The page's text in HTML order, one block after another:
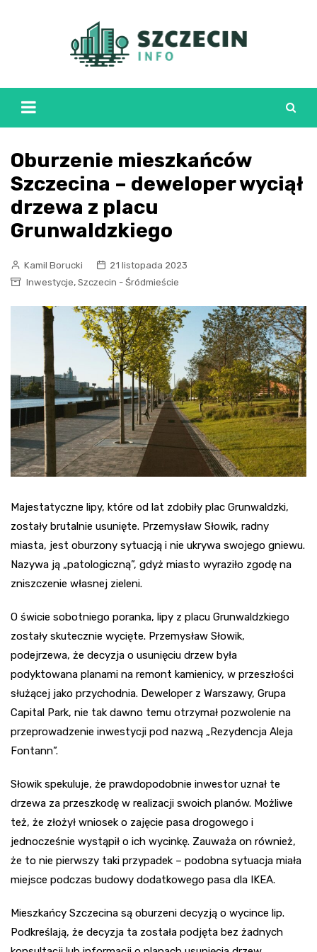
Oburzenie mieszkańców
Szczecina – deweloper wyciął
drzewa z placu
Grunwaldzkiego
Kamil Borucki
21 listopada 2023
Inwestycje, Szczecin - Śródmieście
Majestatyczne lipy, które od lat zdobiły plac Grunwaldzki,
zostały brutalnie usunięte. Przemysław Słowik, radny
miasta, jest oburzony sytuacją i nie ukrywa swojego gniewu.
Nazywa ją „patologiczną”, gdyż miasto wyraziło zgodę na
zniszczenie własnej zieleni.
O świcie sobotniego poranka, lipy z placu Grunwaldzkiego
zostały skutecznie wycięte. Przemysław Słowik,
podejrzewa, że decyzja o usunięciu drzew była
podyktowana planami na remont kamienicy, w przeszłości
służącej jako przychodnia. Deweloper z Warszawy, Grupa
Capital Park, nie tak dawno temu otrzymał pozwolenie na
przeprowadzenie inwestycji pod nazwą „Rezydencja Aleja
Fontann”.
Słowik spekuluje, że prawdopodobnie inwestor uznał te
drzewa za przeszkodę w realizacji swoich planów. Możliwe
też, że złożył wniosek o zajęcie pasa drogowego i
jednocześnie wystąpił o ich wycinkę. Zauważa on również,
że to nie pierwszy taki przypadek – podobna sytuacja miała
miejsce podczas budowy dodatkowego pasa dla IKEA.
Mieszkańcy Szczecina są oburzeni decyzją o wycince lip.
Podkreślają, że decyzja ta została podjęta bez żadnych